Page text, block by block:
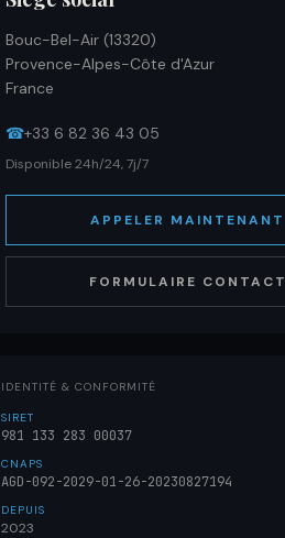
Bouc-Bel-Air (13320)
Provence-Alpes-Côte d'Azur
France
☎+33 6 82 36 43 05
Disponible 24h/24, 7j/7
APPELER MAINTENANT
FORMULAIRE CONTACT
IDENTITÉ & CONFORMITÉ
SIRET
981 133 283 00037
CNAPS
AGD-092-2029-01-26-20230827194
DEPUIS
2023